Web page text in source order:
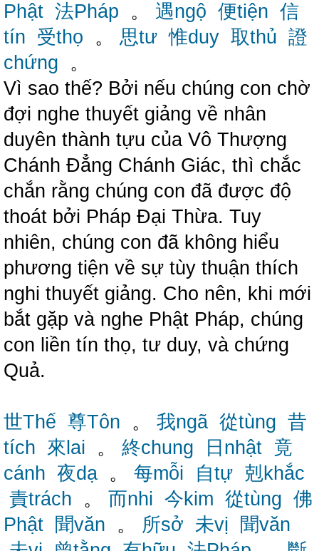
Phật 法Pháp 。 遇ngộ 便tiện 信
tín 受thọ 。 思tư 惟duy 取thủ 證
chứng 。
Vì sao thế? Bởi nếu chúng con chờ
đợi nghe thuyết giảng về nhân
duyên thành tựu của Vô Thượng
Chánh Đẳng Chánh Giác, thì chắc
chắn rằng chúng con đã được độ
thoát bởi Pháp Đại Thừa. Tuy
nhiên, chúng con đã không hiểu
phương tiện về sự tùy thuận thích
nghi thuyết giảng. Cho nên, khi mới
bắt gặp và nghe Phật Pháp, chúng
con liền tín thọ, tư duy, và chứng
Quả.
世Thế 尊Tôn 。 我ngã 從tùng 昔
tích 來lai 。 終chung 日nhật 竟
cánh 夜dạ 。 每mỗi 自tự 剋khắc
責trách 。 而nhi 今kim 從tùng 佛
Phật
聞văn 。 所sở 未vị
聞văn